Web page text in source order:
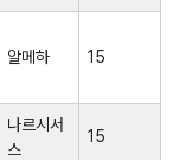
알메하 15
나르시서
스
15